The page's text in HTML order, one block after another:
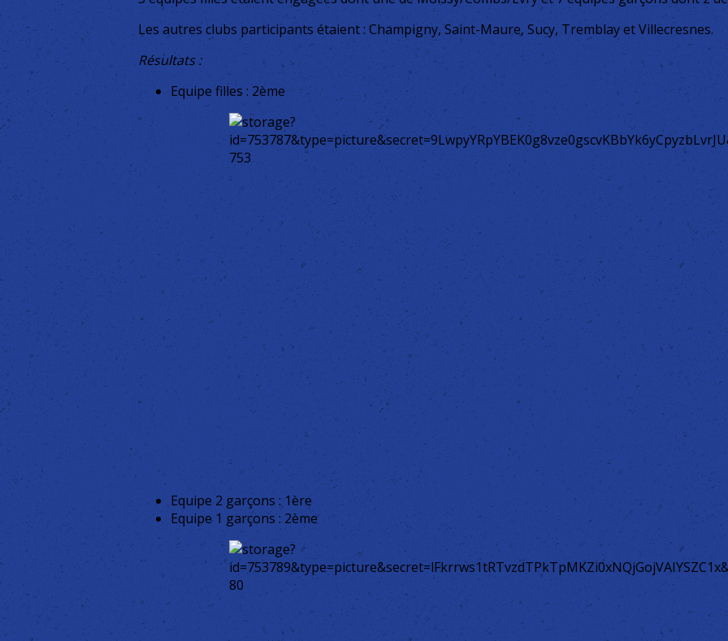
Les autres clubs participants étaient : Champigny, Saint-Maure, Sucy, Tremblay et Villecresnes.
Résultats :
Equipe filles : 2ème
Equipe 2 garçons : 1ère
Equipe 1 garçons : 2ème